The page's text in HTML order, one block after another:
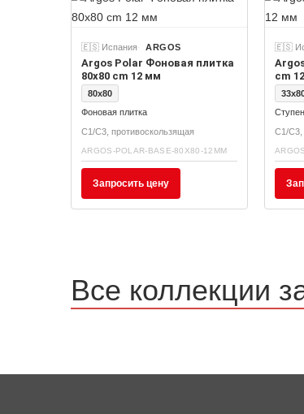
🇪🇸 Испания ARGOS
Argos Polar Фоновая плитка
80x80 cm 12 мм
80x80
Фоновая плитка
C1/C3, противоскользящая
ARGOS-POLAR-BASE-80X80-12MM
Запросить цену
🇪🇸
cm
C1/C3,
Все коллекции